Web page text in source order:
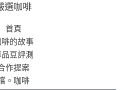
選咖啡
首頁
啡的故事
豆評測
作提案
。咖啡